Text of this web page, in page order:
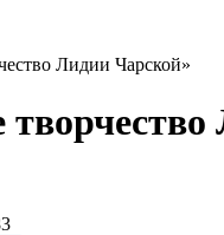
Лидии Чарской»